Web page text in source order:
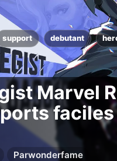
support debutant
Marvel
Parwonderfame